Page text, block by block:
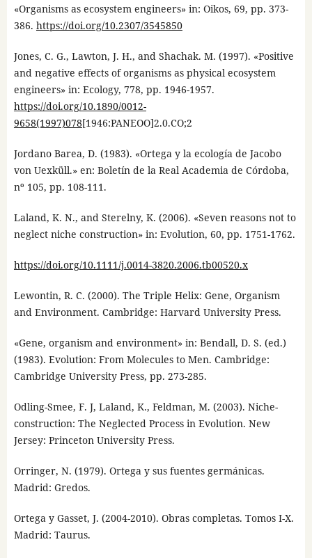
«Organisms as ecosystem engineers» in: Oikos, 69, pp. 373-
386. https://doi.org/10.2307/3545850
Jones, C. G., Lawton, J. H., and Shachak. M. (1997). «Positive
and negative effects of organisms as physical ecosystem
engineers» in: Ecology, 778, pp. 1946-1957.
https://doi.org/10.1890/0012-
9658(1997)078[1946:PANEOO]2.0.CO;2
Jordano Barea, D. (1983). «Ortega y la ecología de Jacobo
von Uexküll.» en: Boletín de la Real Academia de Córdoba,
nº 105, pp. 108-111.
Laland, K. N., and Sterelny, K. (2006). «Seven reasons not to
neglect niche construction» in: Evolution, 60, pp. 1751-1762.
https://doi.org/10.1111/j.0014-3820.2006.tb00520.x
Lewontin, R. C. (2000). The Triple Helix: Gene, Organism
and Environment. Cambridge: Harvard University Press.
«Gene, organism and environment» in: Bendall, D. S. (ed.)
(1983). Evolution: From Molecules to Men. Cambridge:
Cambridge University Press, pp. 273-285.
Odling-Smee, F. J, Laland, K., Feldman, M. (2003). Niche-
construction: The Neglected Process in Evolution. New
Jersey: Princeton University Press.
Orringer, N. (1979). Ortega y sus fuentes germánicas.
Madrid: Gredos.
Ortega y Gasset, J. (2004-2010). Obras completas. Tomos I-X.
Madrid: Taurus.